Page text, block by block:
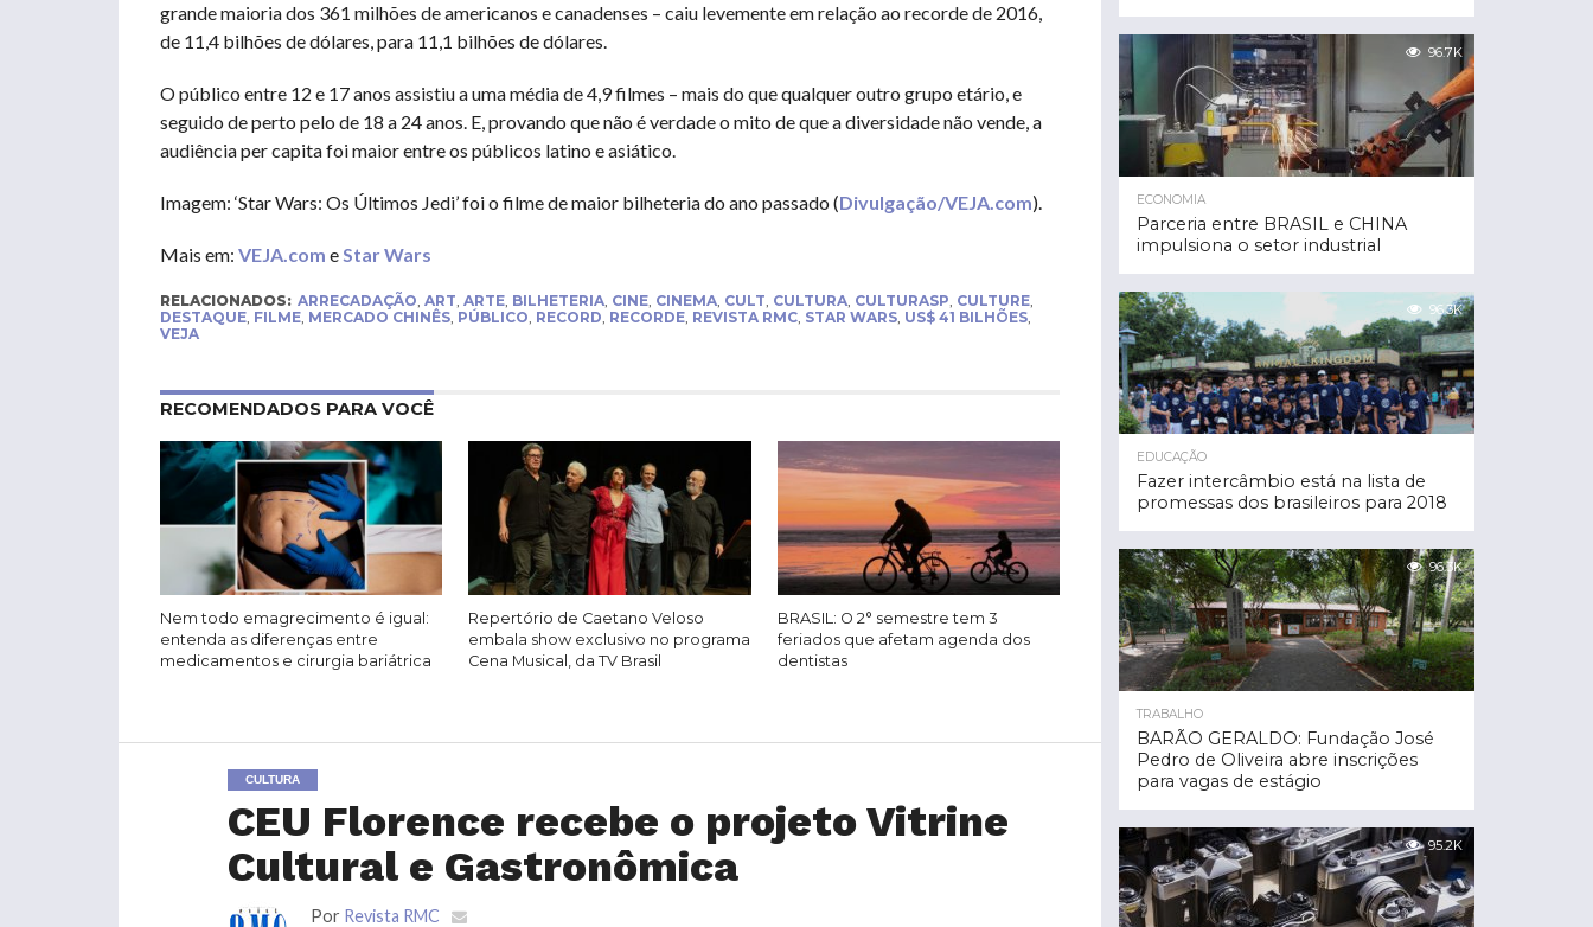
grande maioria dos 361 milhões de americanos e canadenses – caiu levemente em relação ao recorde de 2016,
de 11,4 bilhões de dólares, para 11,1 bilhões de dólares.
O público entre 12 e 17 anos assistiu a uma média de 4,9 filmes – mais do que qualquer outro grupo etário, e
seguido de perto pelo de 18 a 24 anos. E, provando que não é verdade o mito de que a diversidade não vende, a
audiência per capita foi maior entre os públicos latino e asiático.
Imagem: ‘Star Wars: Os Últimos Jedi’ foi o filme de maior bilheteria do ano passado (Divulgação/VEJA.com).
Mais em: VEJA.com eStar Wars
RELACIONADOS: ARRECADAÇÃO, ART, ARTE, BILHETERIA, CINE, CINEMA, CULT, CULTURA, CULTURASP, CULTURE,
DESTAQUE, FILME, MERCADO CHINÊS, PÚBLICO, RECORD, RECORDE, REVISTA RMC, STAR WARS, US$ 41 BILHÕES,
VEJA
RECOMENDADOS PARA VOCÊ
Nem todo emagrecimento é igual:
entenda as diferenças entre
medicamentos e cirurgia bariátrica
Repertório de Caetano Veloso
embala show exclusivo no programa
Cena Musical, da TV Brasil
BRASIL: O 2° semestre tem 3
feriados que afetam agenda dos
dentistas
CULTURA
CEU Florence recebe o projeto Vitrine
Cultural e Gastronômica
Por Revista RMC
96.7K
ECONOMIA
Parceria entre BRASIL e CHINA
impulsiona o setor industrial
96.3K
EDUCAÇÃO
Fazer intercâmbio está na lista de
promessas dos brasileiros para 2018
96.3K
TRABALHO
BARÃO GERALDO: Fundação José
Pedro de Oliveira abre inscrições
para vagas de estágio
95.2K